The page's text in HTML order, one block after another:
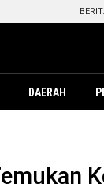
DAERAH